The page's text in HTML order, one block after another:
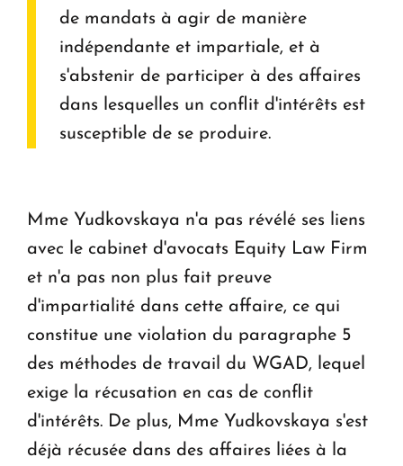
de mandats à agir de manière
indépendante et impartiale, et à
s'abstenir de participer à des affaires
dans lesquelles un conflit d'intérêts est
susceptible de se produire.
Mme Yudkovskaya n'a pas révélé ses liens
avec le cabinet d'avocats Equity Law Firm
et n'a pas non plus fait preuve
d'impartialité dans cette affaire, ce qui
constitue une violation du paragraphe 5
des méthodes de travail du WGAD, lequel
exige la récusation en cas de conflit
d'intérêts. De plus, Mme Yudkovskaya s'est
déjà récusée dans des affaires liées à la